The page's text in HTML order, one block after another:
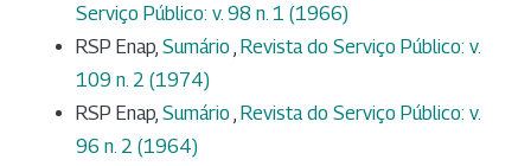
Serviço Público: v. 98 n. 1 (1966)
RSP Enap, Sumário Revista do Serviço Público: v.
109 n. 2 (1974)
RSP Enap, Sumário Revista do Serviço Público: v.
96 n. 2 (1964)